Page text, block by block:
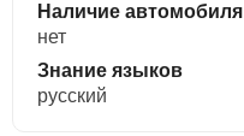
Наличие автомобиля
нет
Знание языков
русский